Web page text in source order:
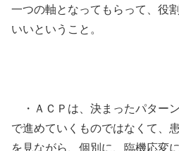
一つの軸となってもらって、役
いいということ。
・ＡＣＰは、決まったパター
で進めていくものではなくて、
を見ながら、個別に、臨機応変